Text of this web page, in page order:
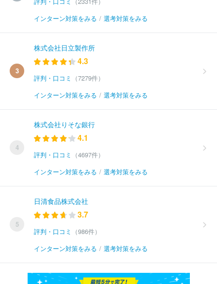
インターン対策をみる / 選考対策をみる
3
株式会社日立製作所
4.3
評判・口コミ
（7279件）
インターン対策をみる / 選考対策をみる
4
株式会社りそな銀行
4.1
評判・口コミ
（4697件）
インターン対策をみる / 選考対策をみる
5
日清食品株式会社
3.7
評判・口コミ
（986件）
インターン対策をみる / 選考対策をみる